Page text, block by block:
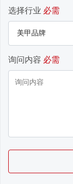
选择行业 必需
询问内容 必需